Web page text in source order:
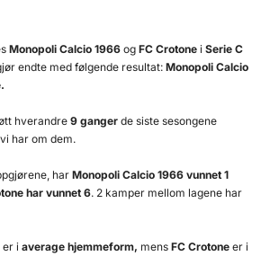
Monopoli Calcio 1966 og FC Crotone i Serie C
endte med følgende resultat: Monopoli Calcio
hverandre 9 ganger de siste sesongene
har om dem.
har Monopoli Calcio 1966 vunnet 1
har vunnet 6. 2 kamper mellom lagene har
er i average hjemmeform, mens FC Crotone er i